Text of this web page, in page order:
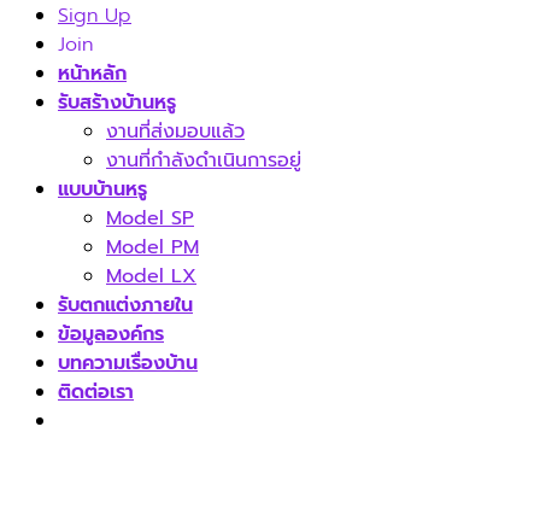
Sign Up
Join
หน้าหลัก
รับสร้างบ้านหรู
งานที่ส่งมอบแล้ว
งานที่กำลังดำเนินการอยู่
แบบบ้านหรู
Model SP
Model PM
Model LX
รับตกแต่งภายใน
ข้อมูลองค์กร
บทความเรื่องบ้าน
ติดต่อเรา